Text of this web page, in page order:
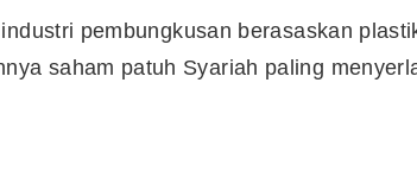
pembungkusan berasaskan
saham patuh Syariah paling
Cara Buka Akaun Saham